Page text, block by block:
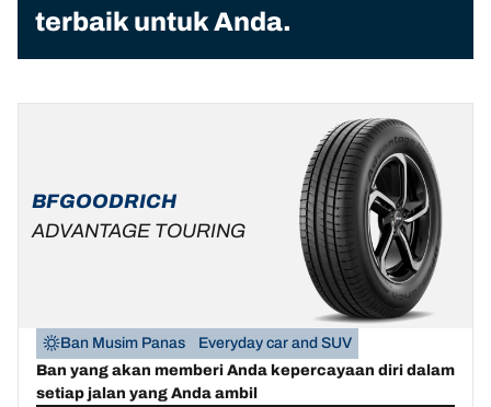
terbaik untuk Anda.
BFGOODRICH
ADVANTAGE TOURING
Ban Musim Panas
Everyday car and SUV
Ban yang akan memberi Anda kepercayaan diri dalam
setiap jalan yang Anda ambil